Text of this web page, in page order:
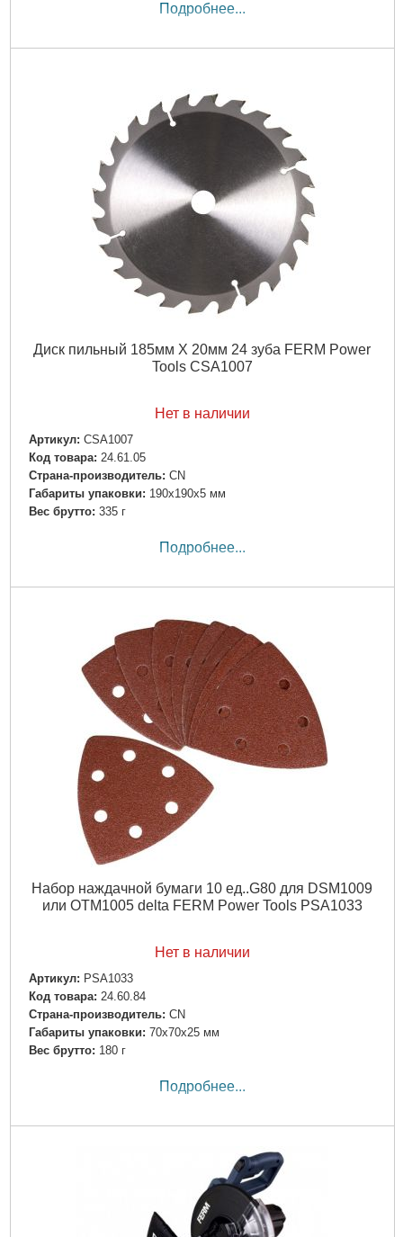
Подробнее...
Диск пильный 185мм Х 20мм 24 зуба FERM Power
Tools CSA1007
Нет в наличии
Артикул: CSA1007
Код товара: 24.61.05
Страна-производитель: CN
Габариты упаковки: 190x190x5 мм
Вес брутто: 335 г
Подробнее...
Набор наждачной бумаги 10 ед..G80 для DSM1009
или OTM1005 delta FERM Power Tools PSA1033
Нет в наличии
Артикул: PSA1033
Код товара: 24.60.84
Страна-производитель: CN
Габариты упаковки: 70x70x25 мм
Вес брутто: 180 г
Подробнее...